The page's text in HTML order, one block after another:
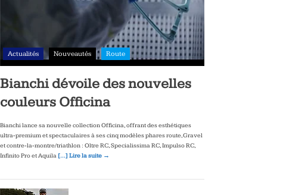
Actualités Nouveautés Route
Bianchi dévoile des nouvelles
couleurs Officina
Bianchi lance sa nouvelle collection Officina, offrant des esthétiques
ultra‑premium et spectaculaires à ses cinq modèles phares route, Gravel
et contre‑la‑montre/triathlon : Oltre RC, Specialissima RC, Impulso RC,
Infinito Pro et Aquila […] Lire la suite →